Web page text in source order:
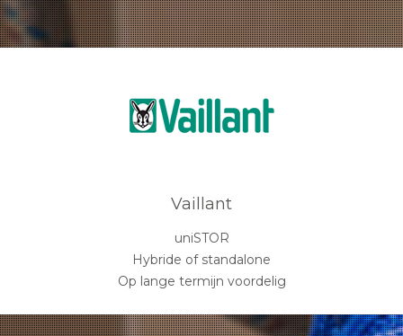
Vaillant
uniSTOR
Hybride of standalone
Op lange termijn voordelig